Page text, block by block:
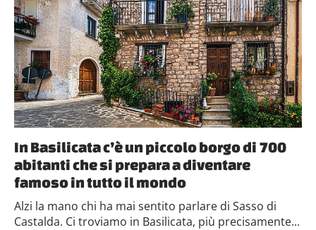
In Basilicata c’è un piccolo borgo di 700
abitanti che si prepara a diventare
famoso in tutto il mondo
Alzi la mano chi ha mai sentito parlare di Sasso di
Castalda. Ci troviamo in Basilicata, più precisamente...